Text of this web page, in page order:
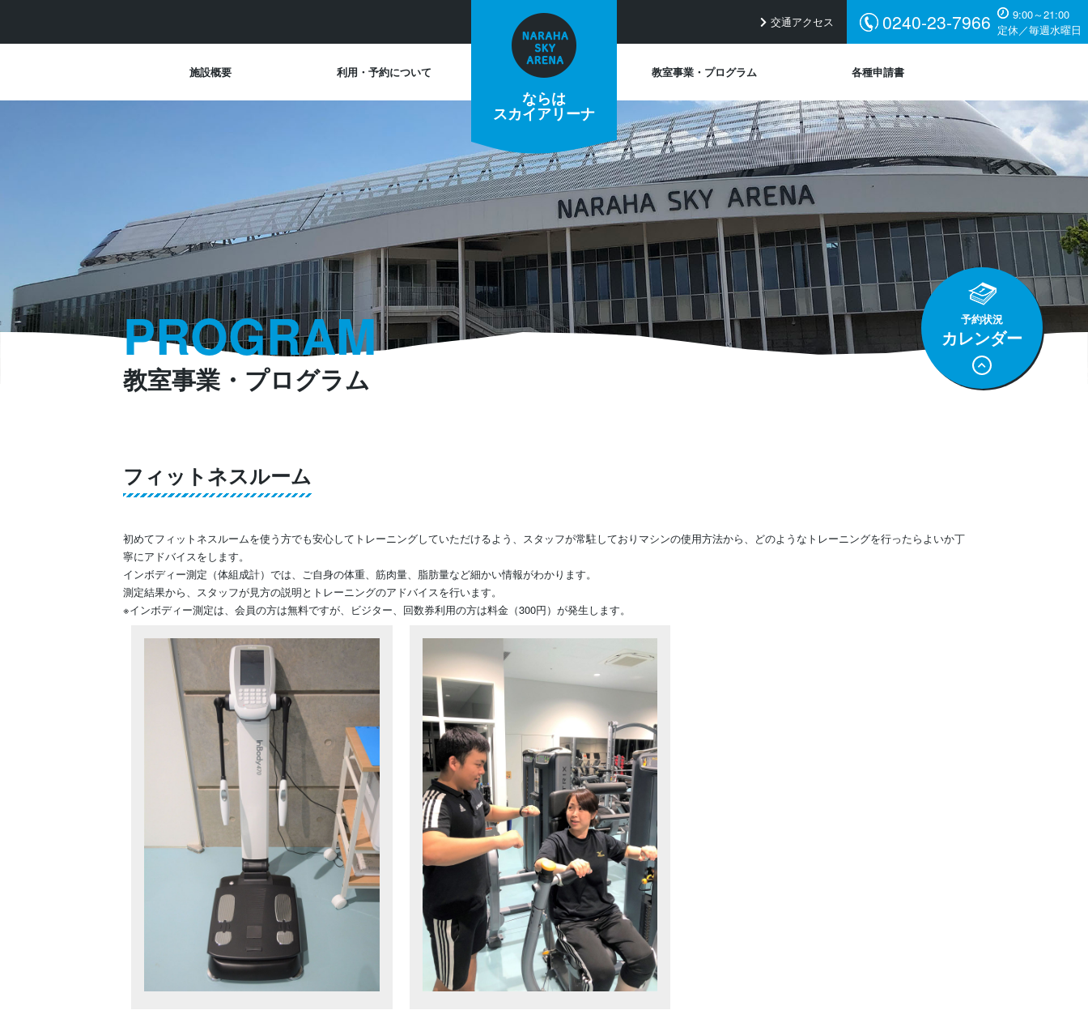
ならは
スカイアリーナ
交通アクセス 0240-23-7966
9:00～21:00
定休／毎週水曜日
施設概要 利用・予約について 教室事業・プログラム 各種申請書
PROGRAM
教室事業・プログラム
予約状況
カレンダー
フィットネスルーム
初めてフィットネスルームを使う方でも安心してトレーニングしていただけるよう、スタッフが常駐しておりマシンの使用方法から、どのようなトレーニングを行ったらよいか丁
寧にアドバイスをします。
インボディー測定（体組成計）では、ご自身の体重、筋肉量、脂肪量など細かい情報がわかります。
測定結果から、スタッフが見方の説明とトレーニングのアドバイスを行います。
※インボディー測定は、会員の方は無料ですが、ビジター、回数券利用の方は料金（300円）が発生します。